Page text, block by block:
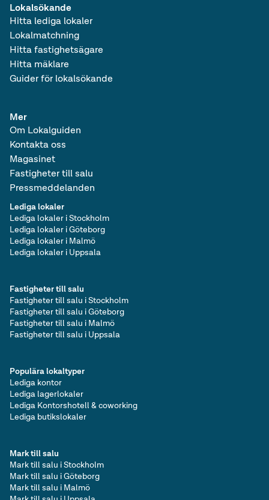
Lokalsökande
Hitta lediga lokaler
Lokalmatchning
Hitta fastighetsägare
Hitta mäklare
Guider för lokalsökande
Mer
Om Lokalguiden
Kontakta oss
Magasinet
Fastigheter till salu
Pressmeddelanden
Lediga lokaler
Lediga lokaler i Stockholm
Lediga lokaler i Göteborg
Lediga lokaler i Malmö
Lediga lokaler i Uppsala
Populära lokaltyper
Lediga kontor
Lediga lagerlokaler
Lediga Kontorshotell & coworking
Lediga butikslokaler
Fastigheter till salu
Fastigheter till salu i Stockholm
Fastigheter till salu i Göteborg
Fastigheter till salu i Malmö
Fastigheter till salu i Uppsala
Mark till salu
Mark till salu i Stockholm
Mark till salu i Göteborg
Mark till salu i Malmö